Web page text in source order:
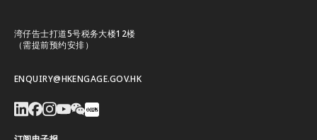
湾仔告士打道5号税务大楼12楼
（需提前预约安排）
ENQUIRY@HKENGAGE.GOV.HK